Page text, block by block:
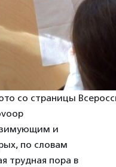
со страницы
зимующим и
по словам
трудная пора в